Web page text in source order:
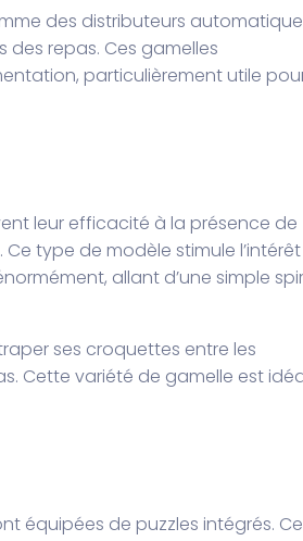
des distributeurs
repas. Ces gamelles
particulièrement utile
leur efficacité à la présence de
type de modèle stimule
allant d’une simple
ses croquettes entre les
Cette variété de gamelle est
équipées de puzzles intégrés.